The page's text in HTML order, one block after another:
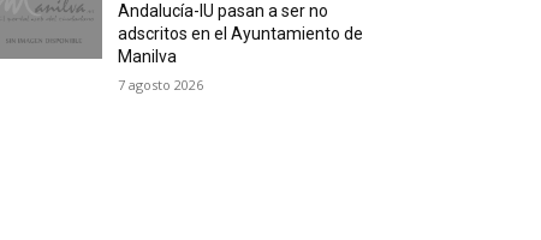
Andalucía-IU pasan a ser no
adscritos en el Ayuntamiento de
Manilva
7 agosto 2026